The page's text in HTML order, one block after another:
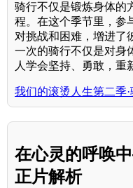
骑行不仅是锻炼身体的
程。在这个季节里，参
对挑战和困难，增进了
一次的骑行不仅是对身
人学会坚持、勇敢，重
我们的滚烫人生第二季
在心灵的呼唤
正片解析